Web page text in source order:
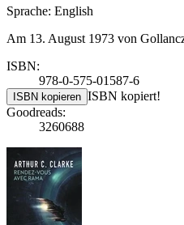
Sprache: English
Am 13. August 1973 von
ISBN:
978-0-575-01587-6
ISBN kopieren ISBN kopiert!
Goodreads:
3260688